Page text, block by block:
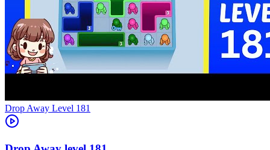
Level 181